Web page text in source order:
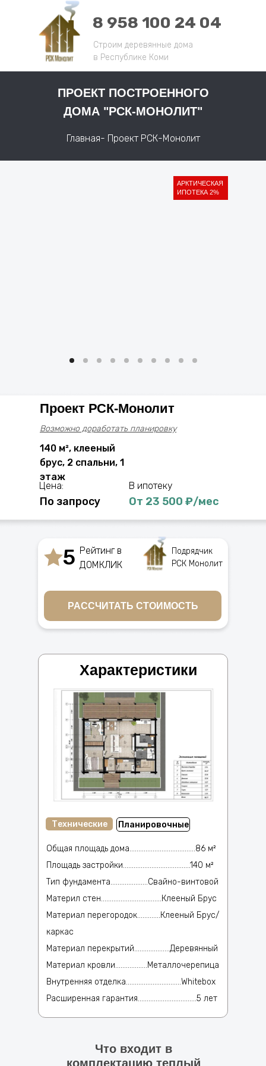
Строим деревянные дома
в Республике Коми
8 958 100 24 04
ПРОЕКТ ПОСТРОЕННОГО
ДОМА "РСК-МОНОЛИТ"
Главная- Проект РСК-Монолит
АРКТИЧЕСКАЯ
ИПОТЕКА 2%
Проект РСК-Монолит
Возможно доработать планировку
140 м², клееный
брус, 2 спальни, 1
этаж
По запросу
Цена: В ипотеку
От 23 500 ₽/мес
Рейтинг в
ДОМКЛИК
5
Подрядчик
РСК Монолит
РАССЧИТАТЬ СТОИМОСТЬ
Технические Планировочные
Характеристики
Общая площадь дома.....................................86 м²
Площадь застройки......................................140 м²
Тип фундамента.....................Свайно-винтовой
Материл стен..................................Клееный Брус
Материал перегородок.............Клееный Брус/
каркас
Материал перекрытий....................Деревянный
Материал кровли..................Металлочерепица
Внутренняя отделка...............................Whitebox
Расширенная гарантия.................................5 лет
Что входит в
комплектацию теплый